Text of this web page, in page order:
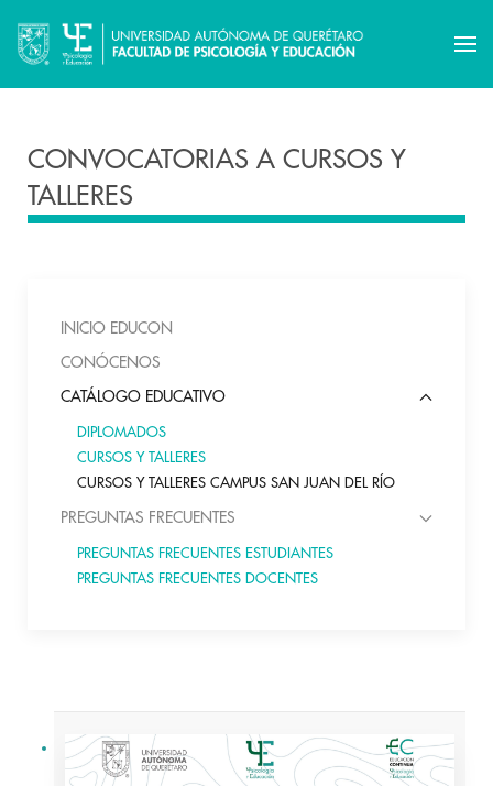
CONVOCATORIAS A CURSOS Y
TALLERES
INICIO EDUCON
CONÓCENOS
CATÁLOGO EDUCATIVO
DIPLOMADOS
CURSOS Y TALLERES
CURSOS Y TALLERES CAMPUS SAN JUAN DEL RÍO
PREGUNTAS FRECUENTES
PREGUNTAS FRECUENTES ESTUDIANTES
PREGUNTAS FRECUENTES DOCENTES